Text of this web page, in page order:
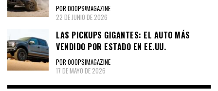
POR OOOPS!MAGAZINE
22 DE JUNIO DE 2026
LAS PICKUPS GIGANTES: EL AUTO MÁS
VENDIDO POR ESTADO EN EE.UU.
POR OOOPS!MAGAZINE
17 DE MAYO DE 2026